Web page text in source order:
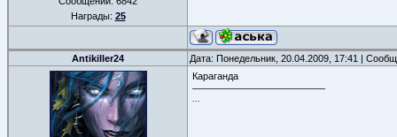
Награды: 25
Antikiller24 Дата: Понедельник, 20.04.2009, 17:41 |
Караганда